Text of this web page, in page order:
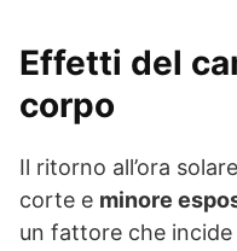
Effetti del
corpo
Il ritorno all’ora
corte e minore
un fattore che